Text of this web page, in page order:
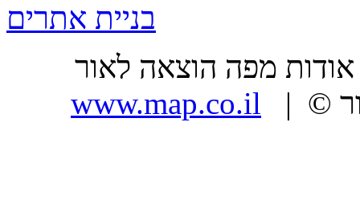
בניית אתרים
www.map.co.il | כל הזכויות שמורות, מפה הוצאה לאור ©